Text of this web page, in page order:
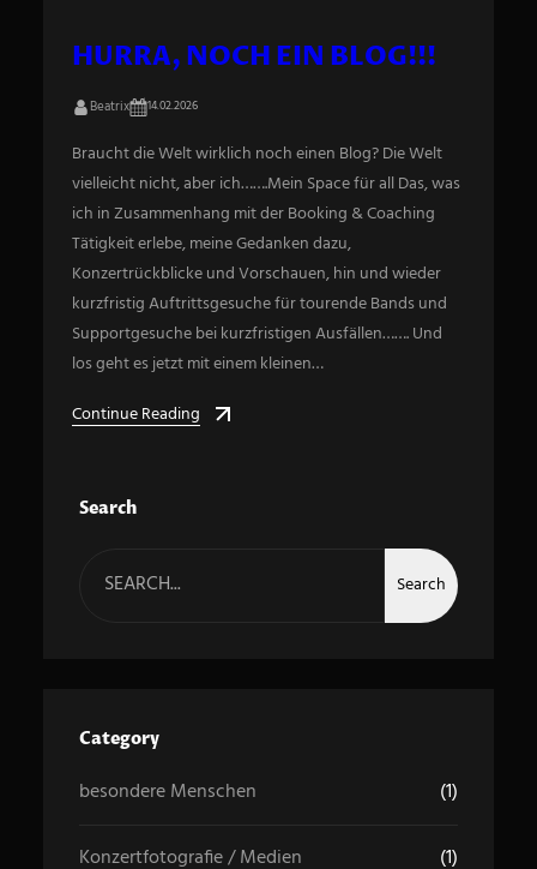
HURRA, NOCH EIN BLOG!!!
Beatrix 14.02.2026
Braucht die Welt wirklich noch einen Blog? Die Welt
vielleicht nicht, aber ich…….Mein Space für all Das, was
ich in Zusammenhang mit der Booking & Coaching
Tätigkeit erlebe, meine Gedanken dazu,
Konzertrückblicke und Vorschauen, hin und wieder
kurzfristig Auftrittsgesuche für tourende Bands und
Supportgesuche bei kurzfristigen Ausfällen……. Und
los geht es jetzt mit einem kleinen…
Continue Reading
Search
Search
Category
besondere Menschen (1)
Konzertfotografie / Medien (1)